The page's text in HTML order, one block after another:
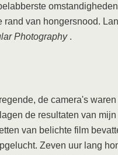
rand van hongersnood.
Photography .
de camera's
de resultaten van
van belichte film
Zeven uur lang